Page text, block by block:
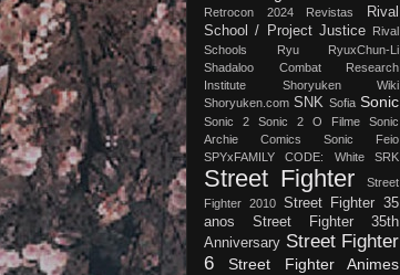
Retrocon 2024
Revistas
Rival
School / Project Justice
Rival
Schools
Ryu
RyuxChun-Li
Shadaloo Combat Research
Institute
Shoryuken Wiki
Shoryuken.com SNK Sofia Sonic
Sonic 2 Sonic 2 O Filme
Sonic
Archie Comics
Sonic Feio
SPYxFAMILY CODE: White
SRK
Street Fighter
Street
Fighter 2010
Street Fighter 35
anos
Street Fighter 35th
Anniversary Street Fighter
6
Street Fighter Animes